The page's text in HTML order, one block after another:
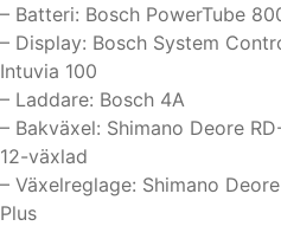
– Batteri: Bosch PowerTube
– Display: Bosch System
Intuvia 100
– Laddare: Bosch 4A
– Bakväxel: Shimano Deore
12-växlad
– Växelreglage: Shimano
Plus